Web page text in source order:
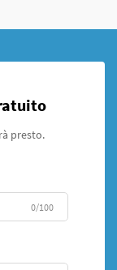
presto.
0/100